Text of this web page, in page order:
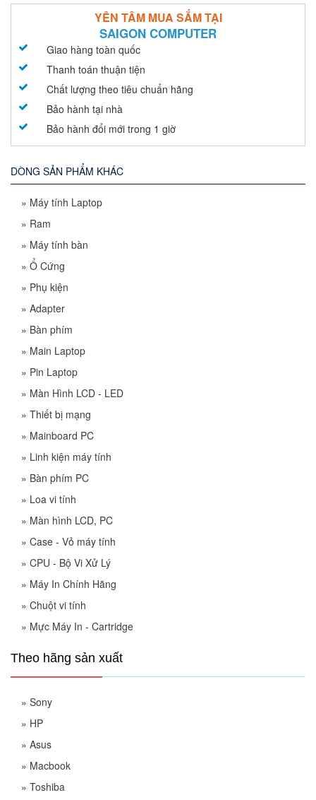
YÊN TÂM MUA SẮM TẠI
SAIGON COMPUTER
Giao hàng toàn quốc
Thanh toán thuận tiện
Chất lượng theo tiêu chuẩn hãng
Bảo hành tại nhà
Bảo hành đổi mới trong 1 giờ
DÒNG SẢN PHẨM KHÁC
» Máy tính Laptop
» Ram
» Máy tính bàn
» Ổ Cứng
» Phụ kiện
» Adapter
» Bàn phím
» Main Laptop
» Pin Laptop
» Màn Hình LCD - LED
» Thiết bị mạng
» Mainboard PC
» Linh kiện máy tính
» Bàn phím PC
» Loa vi tính
» Màn hình LCD, PC
» Case - Vỏ máy tính
» CPU - Bộ Vi Xử Lý
» Máy In Chính Hãng
» Chuột vi tính
» Mực Máy In - Cartridge
Theo hãng sản xuất
» Sony
» HP
» Asus
» Macbook
» Toshiba